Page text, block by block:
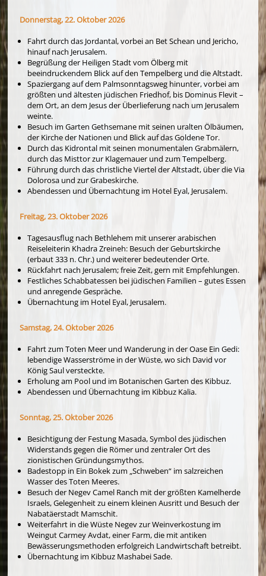
Donnerstag, 22. Oktober 2026
Fahrt durch das Jordantal, vorbei an Bet Schean und Jericho,
hinauf nach Jerusalem.
Begrüßung der Heiligen Stadt vom Ölberg mit
beeindruckendem Blick auf den Tempelberg und die Altstadt.
Spaziergang auf dem Palmsonntagsweg hinunter, vorbei am
größten und ältesten jüdischen Friedhof, bis Dominus Flevit –
dem Ort, an dem Jesus der Überlieferung nach um Jerusalem
weinte.
Besuch im Garten Gethsemane mit seinen uralten Ölbäumen,
der Kirche der Nationen und Blick auf das Goldene Tor.
Durch das Kidrontal mit seinen monumentalen Grabmälern,
durch das Misttor zur Klagemauer und zum Tempelberg.
Führung durch das christliche Viertel der Altstadt, über die Via
Dolorosa und zur Grabeskirche.
Abendessen und Übernachtung im Hotel Eyal, Jerusalem.
Freitag, 23. Oktober 2026
Tagesausflug nach Bethlehem mit unserer arabischen
Reiseleiterin Khadra Zreineh: Besuch der Geburtskirche
(erbaut 333 n. Chr.) und weiterer bedeutender Orte.
Rückfahrt nach Jerusalem; freie Zeit, gern mit Empfehlungen.
Festliches Schabbatessen bei jüdischen Familien – gutes Essen
und anregende Gespräche.
Übernachtung im Hotel Eyal, Jerusalem.
Samstag, 24. Oktober 2026
Fahrt zum Toten Meer und Wanderung in der Oase Ein Gedi:
lebendige Wasserströme in der Wüste, wo sich David vor
König Saul versteckte.
Erholung am Pool und im Botanischen Garten des Kibbuz.
Abendessen und Übernachtung im Kibbuz Kalia.
Sonntag, 25. Oktober 2026
Besichtigung der Festung Masada, Symbol des jüdischen
Widerstands gegen die Römer und zentraler Ort des
zionistischen Gründungsmythos.
Badestopp in Ein Bokek zum „Schweben“ im salzreichen
Wasser des Toten Meeres.
Besuch der Negev Camel Ranch mit der größten Kamelherde
Israels, Gelegenheit zu einem kleinen Ausritt und Besuch der
Nabatäerstadt Mamschit.
Weiterfahrt in die Wüste Negev zur Weinverkostung im
Weingut Carmey Avdat, einer Farm, die mit antiken
Bewässerungsmethoden erfolgreich Landwirtschaft betreibt.
Übernachtung im Kibbuz Mashabei Sade.